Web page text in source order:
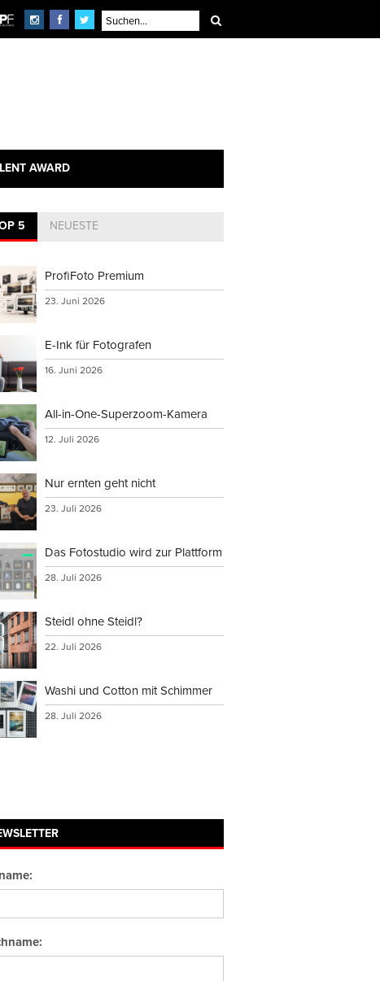
AWARD
5 NEUESTE
ProfiFoto Premium
23. Juni 2026
E-Ink für Fotografen
16. Juni 2026
All-in-One-Superzoom-Kamera
12. Juli 2026
Nur ernten geht nicht
23. Juli 2026
Das Fotostudio wird zur Plattform
28. Juli 2026
Steidl ohne Steidl?
22. Juli 2026
Washi und Cotton mit Schimmer
28. Juli 2026